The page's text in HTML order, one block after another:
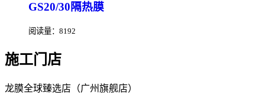
GS20/30隔热膜
阅读量：8192
施工门店
龙膜全球臻选店（广州旗舰店）